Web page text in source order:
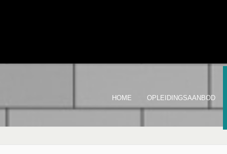
HOME OPLEIDINGSAANBOD